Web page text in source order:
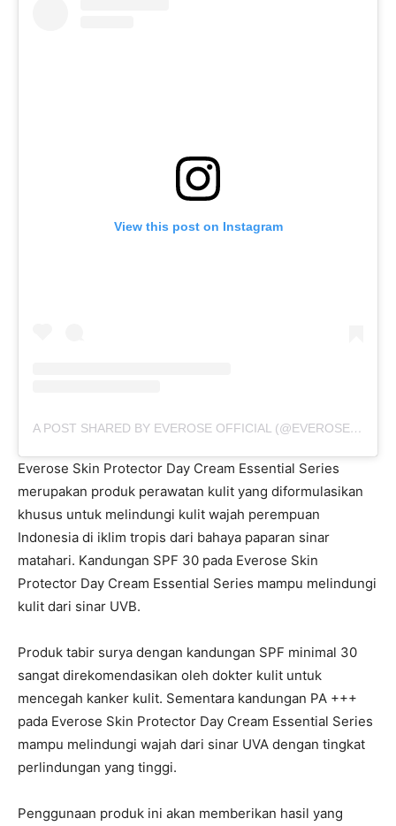
View this post on Instagram
A POST SHARED BY EVEROSE OFFICIAL (@EVEROSE_OFFICIAL)
Everose Skin Protector Day Cream Essential Series
merupakan produk perawatan kulit yang diformulasikan
khusus untuk melindungi kulit wajah perempuan
Indonesia di iklim tropis dari bahaya paparan sinar
matahari. Kandungan SPF 30 pada Everose Skin
Protector Day Cream Essential Series mampu melindungi
kulit dari sinar UVB.
Produk tabir surya dengan kandungan SPF minimal 30
sangat direkomendasikan oleh dokter kulit untuk
mencegah kanker kulit. Sementara kandungan PA +++
pada Everose Skin Protector Day Cream Essential Series
mampu melindungi wajah dari sinar UVA dengan tingkat
perlindungan yang tinggi.
Penggunaan produk ini akan memberikan hasil yang